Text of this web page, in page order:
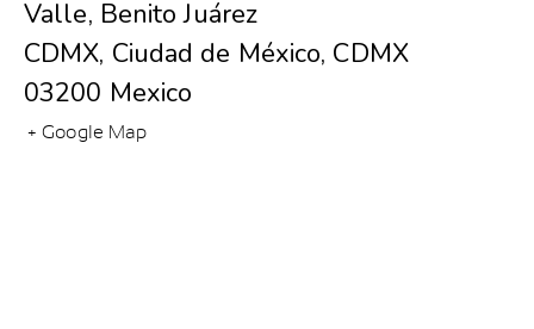
Valle, Benito Juárez
CDMX, Ciudad de México, CDMX
03200 Mexico
+ Google Map